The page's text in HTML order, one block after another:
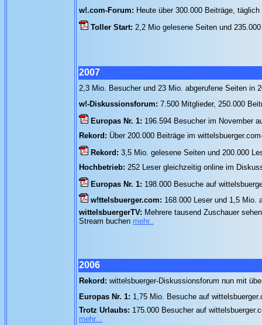
w!.com-Forum: Heute über 300.000 Beiträge,
Toller Start: 2,2 Mio gelesene Seiten und
2007
2,3 Mio. Besucher und 23 Mio. abgerufene Seiten in
w!-Diskussionsforum: 7.500 Mitglieder, 250.000
Europas Nr. 1: 196.594 Besucher im November
Rekord: Über 200.000 Beiträge im
Rekord: 3,5 Mio. gelesene Seiten und 200.000
Hochbetrieb: 252 Leser gleichzeitig online im
Europas Nr. 1: 198.000 Besuche auf
w!ttelsbuerger.com: 168.000 Leser und 1,5 Mio.
wittelsbuergerTV: Mehrere tausend Zuschauer
Stream buchen mehr..
2006
Rekord: wittelsbuerger-Diskussionsforum nun mit
Europas Nr. 1: 1,75 Mio. Besuche auf
Trotz Urlaubs: 175.000 Besucher auf
mehr...